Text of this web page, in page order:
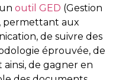
outil GED (Gestion
permettant aux
de suivre des
éprouvée, de
ainsi, de gagner en